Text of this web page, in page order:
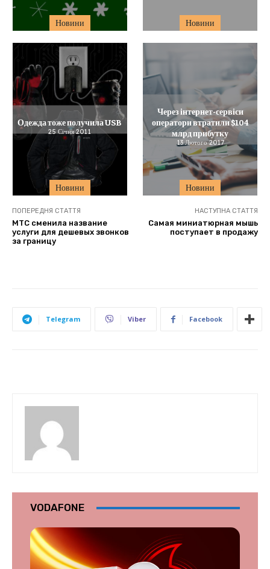
Новини Новини
Новини
Одежда тоже получила USB
25 Січня 2011
Новини
Через інтернет-сервіси
оператори втратили $104
млрд прибутку
13 Лютого 2017
ПОПЕРЕДНЯ СТАТТЯ
МТС сменила название
услуги для дешевых звонков
за границу
НАСТУПНА СТАТТЯ
Самая миниатюрная мышь
поступает в продажу
Telegram Viber Facebook
VODAFONE